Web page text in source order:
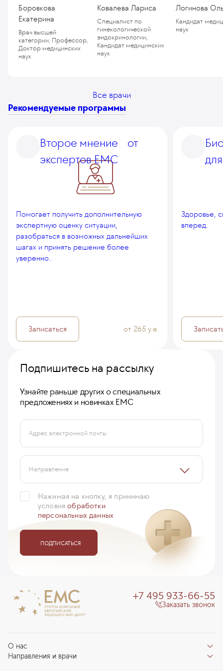
Боровкова
Екатерина
Врач высшей
категории, Профессор,
Доктор медицинских
наук
Ковалева Лариса
Специалист по
гинекологической
эндокринологии,
Кандидат медицинских
наук
Логинова
Кандидат
наук
Все врачи
Рекомендуемые программы
Второе мнение от
экспертов EMC
Помогает получить дополнительную
экспертную оценку ситуации,
разобраться в возможных дальнейших
шагах и принять решение более
уверенно..
Записаться от 265 у.е.
Здоровье,
вперед.
Подпишитесь на рассылку
Узнайте раньше других о специальных
предложениях и новинках ЕМС
Адрес электронной почты
Направление
Нажимая на кнопку, я принимаю
условияобработки
персональных данных
ПОДПИСАТЬСЯ
О нас
Отзывы пациентов
Направления и врачи
+7 495 933-66-55
Заказать звонок